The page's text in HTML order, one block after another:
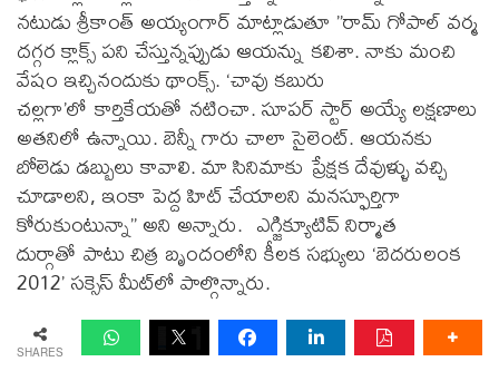
నటుడు శ్రీకాంత్ అయ్యంగార్ మాట్లాడుతూ ”రామ్ గోపాల్ వర్మ
దగ్గర క్లాక్స్ పని చేస్తున్నప్పుడు ఆయన్ను కలిశా. నాకు మంచి
వేషం ఇచ్చినందుకు థాంక్స్. ‘చావు కబురు
చల్లగా’లో కార్తికేయతో నటించా. సూపర్ స్టార్ అయ్యే లక్షణాలు
అతనిలో ఉన్నాయి. బెన్నీ గారు చాలా సైలెంట్. ఆయనకు
బోలెడు డబ్బులు కావాలి. మా సినిమాకు ప్రేక్షక దేవుళ్ళు వచ్చి
చూడాలని, ఇంకా పెద్ద హిట్ చేయాలని మనస్ఫూర్తిగా
కోరుకుంటున్నా” అని అన్నారు. ఎగ్జిక్యూటివ్ నిర్మాత
దుర్గాతో పాటు చిత్ర బృందంలోని కీలక సభ్యులు ‘బెదరులంక
2012’ సక్సెస్ మీట్‌లో పాల్గొన్నారు.
SHARES